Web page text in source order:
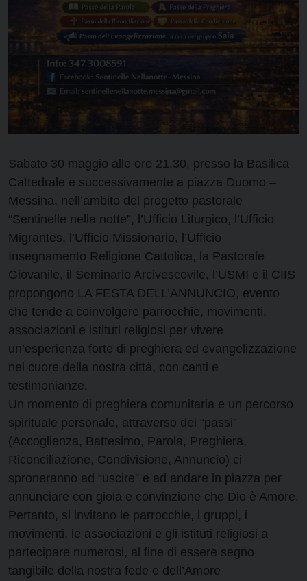
Sabato 30 maggio alle ore 21.30, presso la Basilica
Cattedrale e successivamente a piazza Duomo –
Messina, nell’ambito del progetto pastorale
“Sentinelle nella notte”, l’Ufficio Liturgico, l’Ufficio
Migrantes, l’Ufficio Missionario, l’Ufficio
Insegnamento Religione Cattolica, la Pastorale
Giovanile, il Seminario Arcivescovile, l’USMI e il CIIS
propongono LA FESTA DELL’ANNUNCIO, evento
che tende a coinvolgere parrocchie, movimenti,
associazioni e istituti religiosi per vivere
un’esperienza forte di preghiera ed evangelizzazione
nel cuore della nostra città, con canti e
testimonianze.
Un momento di preghiera comunitaria e un percorso
spirituale personale, attraverso dei “passi”
(Accoglienza, Battesimo, Parola, Preghiera,
Riconciliazione, Condivisione, Annuncio) ci
sproneranno ad “uscire” e ad andare in piazza per
annunciare con gioia e convinzione che Dio è Amore.
Pertanto, si invitano le parrocchie, i gruppi, i
movimenti, le associazioni e gli istituti religiosi a
partecipare numerosi, al fine di essere segno
tangibile della nostra fede e dell’Amore